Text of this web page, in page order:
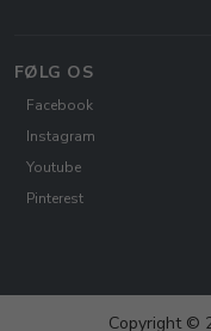
FØLG OS
Facebook
Instagram
Youtube
Pinterest
Copyright ©